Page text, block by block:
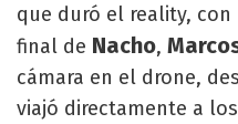
que duró el reality,
final de Nacho,
cámara en el drone,
viajó directamente a